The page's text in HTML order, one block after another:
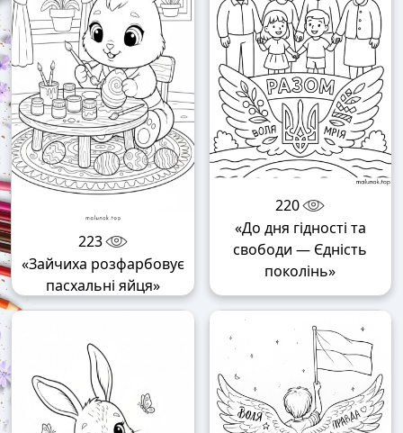
223
«Зайчиха розфарбовує
пасхальні яйця»
220
«До дня гідності та
свободи — Єдність
поколінь»